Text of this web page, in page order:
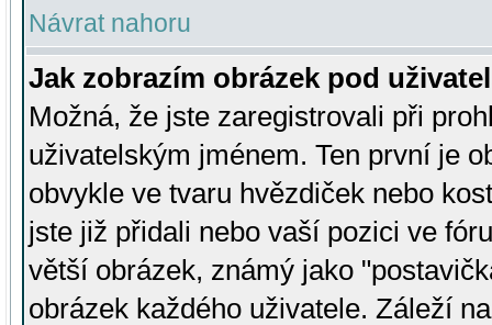
Návrat nahoru
Jak zobrazím obrázek pod
Možná, že jste zaregistrovali při
uživatelským jménem. Ten první je
obvykle ve tvaru hvězdiček nebo
jste již přidali nebo vaší pozici ve
větší obrázek, známý jako
obrázek každého uživatele. Záleží